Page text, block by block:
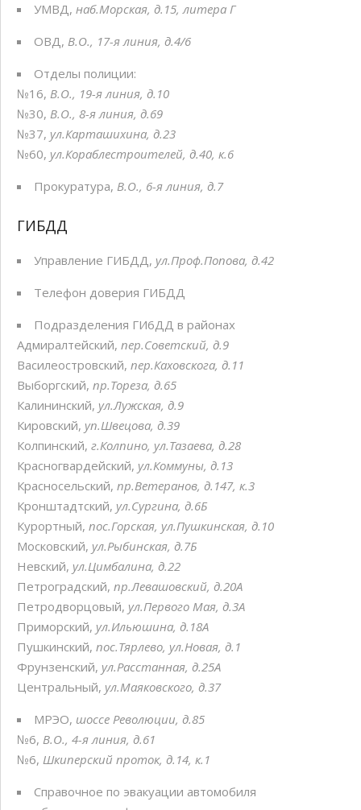
УМВД, наб.Морская, д.15, литера Г
ОВД, В.О., 17-я линия, д.4/6
Отделы полиции:
№16, В.О., 19-я линия, д.10
№30, В.О., 8-я линия, д.69
№37, ул.Карташихина, д.23
№60, ул.Кораблестроителей, д.40, к.6
Прокуратура, В.О., 6-я линия, д.7
ГИБДД
Управление ГИБДД, ул.Проф.Попова, д.42
Телефон доверия ГИБДД
Подразделения ГИ6ДД в районах
Адмиралтейский, пер.Советский, д.9
Василеостровский, пер.Каховскога, д.11
Выборгский, пр.Тореза, д.65
Калининский, ул.Лужская, д.9
Кировский, уп.Швецова, д.39
Колпинский, г.Колпино, ул.Тазаева, д.28
Красногвардейский, ул.Коммуны, д.13
Красносельский, пр.Ветеранов, д.147, к.3
Кронштадтский, ул.Сургина, д.6Б
Курортный, пос.Горская, ул.Пушкинская, д.10
Московский, ул.Рыбинская, д.7Б
Невский, ул.Цимбалина, д.22
Петроградский, пр.Левашовский, д.20А
Петродворцовый, ул.Первого Мая, д.3А
Приморский, ул.Ильюшина, д.18А
Пушкинский, пос.Тярлево, ул.Новая, д.1
Фрунзенский, ул.Расстанная, д.25А
Центральный, ул.Маяковского, д.37
МРЭО, шоссе Революции, д.85
№6, В.О., 4-я линия, д.61
№6, Шкиперский проток, д.14, к.1
Справочное по эвакуации автомобиля